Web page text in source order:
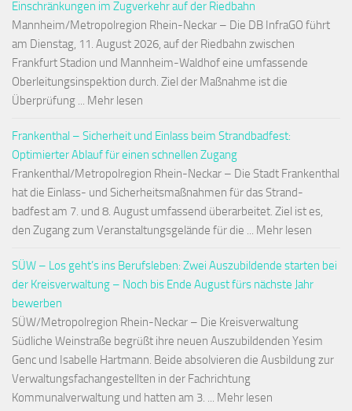
Einschränkungen im Zugverkehr auf der Riedbahn
Mannheim/Metropolregion Rhein-Neckar – Die DB InfraGO führt
am Dienstag, 11. August 2026, auf der Riedbahn zwischen
Frankfurt Stadion und Mannheim-Waldhof eine umfassende
Oberleitungsinspektion durch. Ziel der Maßnahme ist die
Überprüfung ... Mehr lesen
Frankenthal – Sicherheit und Einlass beim Strandbadfest:
Optimierter Ablauf für einen schnellen Zugang
Frankenthal/Metropolregion Rhein-Neckar – Die Stadt Frankenthal
hat die Einlass- und Sicherheitsmaßnahmen für das Strand-
badfest am 7. und 8. August umfassend überarbeitet. Ziel ist es,
den Zugang zum Veranstaltungsgelände für die ... Mehr lesen
SÜW – Los geht’s ins Berufsleben: Zwei Auszubildende starten bei
der Kreisverwaltung – Noch bis Ende August fürs nächste Jahr
bewerben
SÜW/Metropolregion Rhein-Neckar – Die Kreisverwaltung
Südliche Weinstraße begrüßt ihre neuen Auszubildenden Yesim
Genc und Isabelle Hartmann. Beide absolvieren die Ausbildung zur
Verwaltungsfachangestellten in der Fachrichtung
Kommunalverwaltung und hatten am 3. ... Mehr lesen